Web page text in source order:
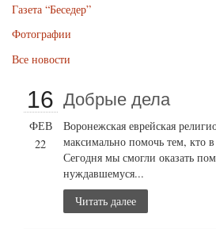
Газета “Беседер”
Фотографии
Все новости
16
ФЕВ
22
Добрые дела
Воронежская еврейская
максимально помочь тем, кто
Сегодня мы смогли оказать
нуждавшемуся...
Читать далее